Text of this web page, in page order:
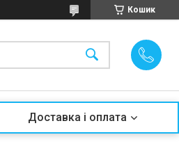
Кошик
Доставка і оплата